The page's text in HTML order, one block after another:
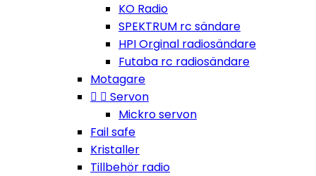
KO Radio
SPEKTRUM rc sändare
HPI Orginal radiosändare
Futaba rc radiosändare
Motagare
  Servon
Mickro servon
Fail safe
Kristaller
Tillbehör radio